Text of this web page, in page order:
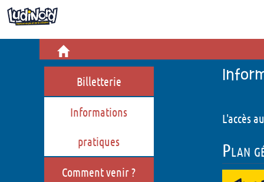
Informations pratiques
Comment venir ?
LudiNord, c'est quoi ?
Qui sommes-nous ?
Billetterie
Informations
pratiques
Comment venir ?
L'accès
Plan